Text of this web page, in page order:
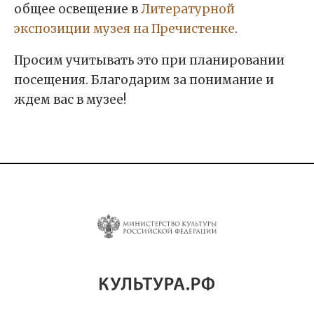
общее освещение вЛитературной
экспозиции музея на Пречистенке.
Просим учитывать это при планировании
посещения. Благодарим за понимание и
ждем вас в музее!